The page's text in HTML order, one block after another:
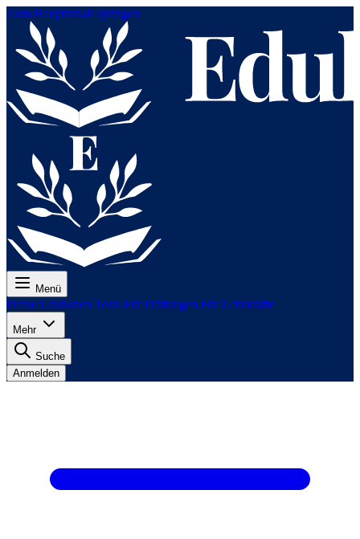
Zum Hauptinhalt springen
Menü
Preise Lektionen Tests Für Prüfungen Für Lehrkräfte
Mehr
Suche
Anmelden